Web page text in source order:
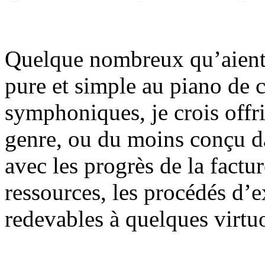
Quelque nombreux
pure et simple au piano de
symphoniques, je crois
genre, ou du moins conçu
avec les progrès de la
ressources, les procédés
redevables à quelques